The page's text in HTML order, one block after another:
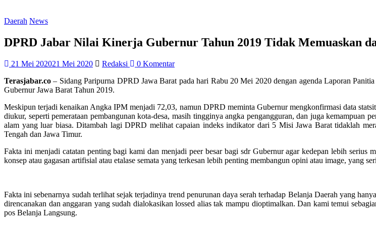
Daerah News
DPRD Jabar Nilai Kinerja Gubernur Tahun 2019 Tidak Memuaskan
21 Mei 202021 Mei 2020 Redaksi
0 Komentar
Terasjabar.co– Sidang Paripurna DPRD Jawa Barat pada hari Rabu 20 Mei 2020 dengan agenda Laporan
Gubernur Jawa Barat Tahun 2019.
Meskipun terjadi kenaikan Angka IPM menjadi 72,03, namun DPRD meminta Gubernur mengkonfirmasi data
diukur, seperti pemerataan pembangunan kota-desa, masih tingginya angka pengangguran, dan juga kemampuan
alam yang luar biasa. Ditambah lagi DPRD melihat capaian indeks indikator dari 5 Misi Jawa Barat tidaklah
Tengah dan Jawa Timur.
Fakta ini menjadi catatan penting bagi kami dan menjadi peer besar bagi sdr Gubernur agar kedepan lebih serius
konsep atau gagasan artifisial atau etalase semata yang terkesan lebih penting membangun opini atau image, yang
Fakta ini sebenarnya sudah terlihat sejak terjadinya trend penurunan daya serah terhadap Belanja Daerah yang
direncanakan dan anggaran yang sudah dialokasikan lossed alias tak mampu dioptimalkan. Dan kami temui
pos Belanja Langsung.